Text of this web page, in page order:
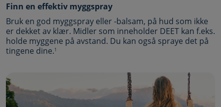
Finn en effektiv myggspray
Bruk en god myggspray eller -balsam, på hud som ikke
er dekket av klær. Midler som inneholder DEET kan f.eks.
holde myggene på avstand. Du kan også spraye det på
tingene dine.1